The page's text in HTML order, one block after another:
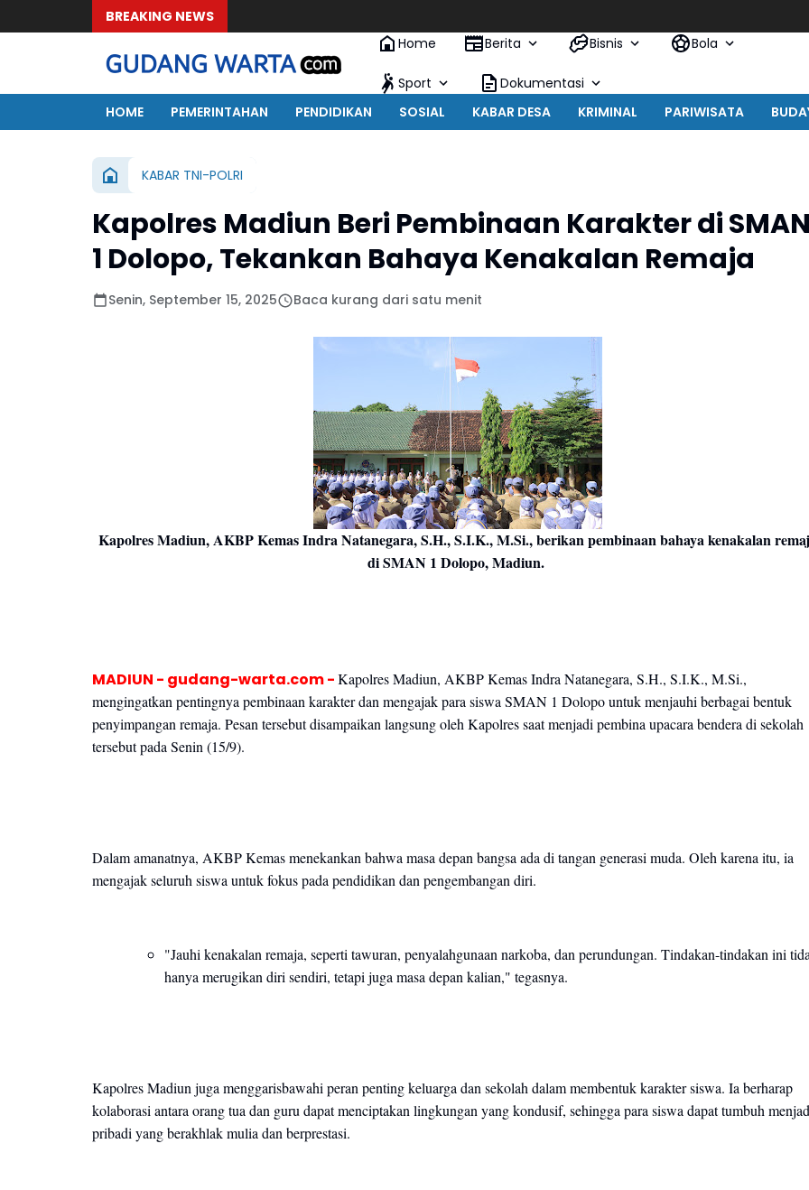
BREAKING NEWS
Home
Berita Bisnis Bola
Sport
Dokumentasi
HOME
PEMERINTAHAN PENDIDIKAN SOSIAL KABAR DESA KRIMINAL PARIWISATA
KABAR TNI-POLRI
Kapolres Madiun Beri Pembinaan Karakter di
1 Dolopo, Tekankan Bahaya Kenakalan Remaja
Senin, September 15, 2025 Baca kurang dari satu menit
Kapolres Madiun, AKBP Kemas Indra Natanegara, S.H., S.I.K., M.Si., berikan pembinaan bahaya kenakalan
di SMAN 1 Dolopo, Madiun.
MADIUN - gudang-warta.com -Kapolres Madiun, AKBP Kemas Indra Natanegara, S.H., S.I.K., M.Si.,
mengingatkan pentingnya pembinaan karakter dan mengajak para siswa SMAN 1 Dolopo untuk menjauhi berbagai bentuk
penyimpangan remaja. Pesan tersebut disampaikan langsung oleh Kapolres saat menjadi pembina upacara bendera di sekolah
tersebut pada Senin (15/9).
Dalam amanatnya, AKBP Kemas menekankan bahwa masa depan bangsa ada di tangan generasi muda. Oleh karena itu, ia
mengajak seluruh siswa untuk fokus pada pendidikan dan pengembangan diri.
"Jauhi kenakalan remaja, seperti tawuran, penyalahgunaan narkoba, dan perundungan. Tindakan-tindakan ini
hanya merugikan diri sendiri, tetapi juga masa depan kalian," tegasnya.
Kapolres Madiun juga menggarisbawahi peran penting keluarga dan sekolah dalam membentuk karakter siswa. Ia berharap
kolaborasi antara orang tua dan guru dapat menciptakan lingkungan yang kondusif, sehingga para siswa dapat tumbuh
pribadi yang berakhlak mulia dan berprestasi.